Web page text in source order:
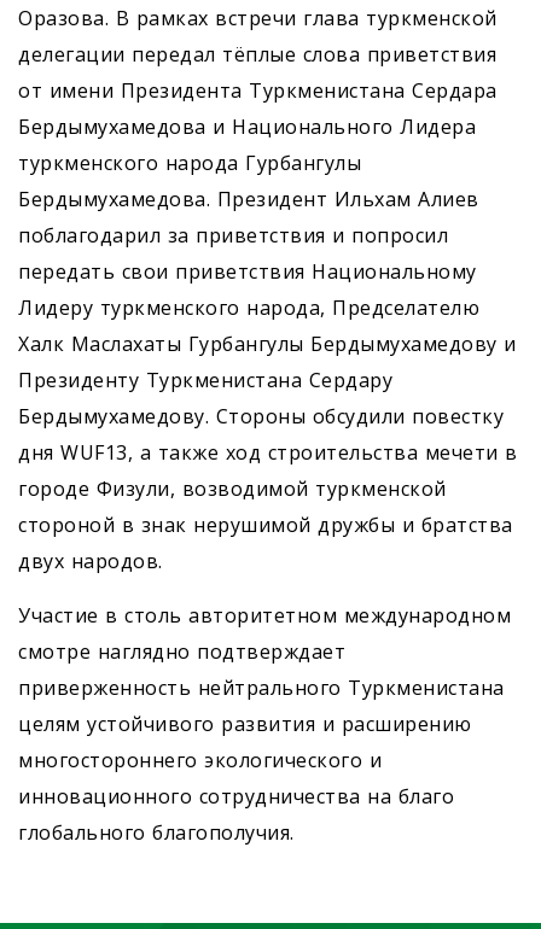
Оразова. В рамках встречи глава туркменской
делегации передал тёплые слова приветствия
от имени Президента Туркменистана Сердара
Бердымухамедова и Национального Лидера
туркменского народа Гурбангулы
Бердымухамедова. Президент Ильхам Алиев
поблагодарил за приветствия и попросил
передать свои приветствия Национальному
Лидеру туркменского народа, Предселателю
Халк Маслахаты Гурбангулы Бердымухамедову и
Президенту Туркменистана Сердару
Бердымухамедову. Стороны обсудили повестку
дня WUF13, а также ход строительства мечети в
городе Физули, возводимой туркменской
стороной в знак нерушимой дружбы и братства
двух народов.
Участие в столь авторитетном международном
смотре наглядно подтверждает
приверженность нейтрального Туркменистана
целям устойчивого развития и расширению
многостороннего экологического и
инновационного сотрудничества на благо
глобального благополучия.